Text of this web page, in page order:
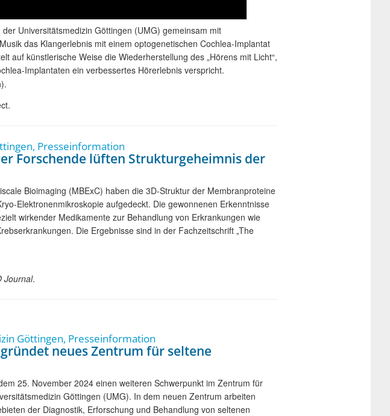
Universitätsmedizin Göttingen (UMG) gemeinsam mit
das Klangerlebnis mit einem optogenetischen Cochlea-Implantat
auf künstlerische Weise die Wiederherstellung des „Hörens mit Licht“,
Implantaten ein verbessertes Hörerlebnis verspricht.
Presseinformation
Forschende lüften Strukturgeheimnis der
Bioimaging (MBExC) haben die 3D-Struktur der Membranproteine
Elektronenmikroskopie aufgedeckt. Die gewonnenen Erkenntnisse
wirkender Medikamente zur Behandlung von Erkrankungen wie
Die Ergebnisse sind in der Fachzeitschrift „The
Journal.
Göttingen, Presseinformation
neues Zentrum für seltene
25. November 2024 einen weiteren Schwerpunkt im Zentrum für
Göttingen (UMG). In dem neuen Zentrum arbeiten
der Diagnostik, Erforschung und Behandlung von seltenen